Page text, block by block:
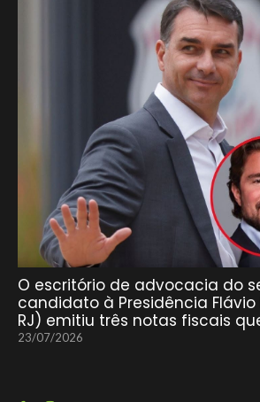
O escritório de advocacia do
candidato à Presidência Flávio
RJ) emitiu três notas fiscais
23/07/2026